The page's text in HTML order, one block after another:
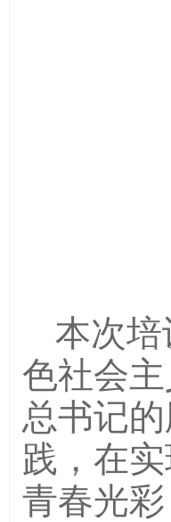
本次
色社会
总书记
践，在
青春光